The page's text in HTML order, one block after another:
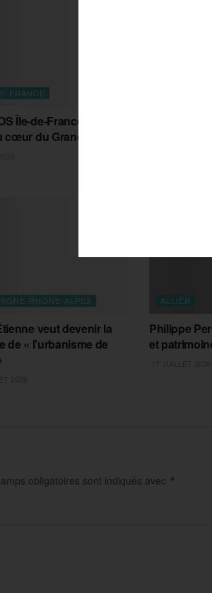
FRANCE
Île-de-France, porte-
cœur du Grand Paris
Régis
Etienne
RHONE-ALPES
veut devenir la
de « l’urbanisme de
ALLIER
Philippe
et
obligatoires sont indiqués avec *